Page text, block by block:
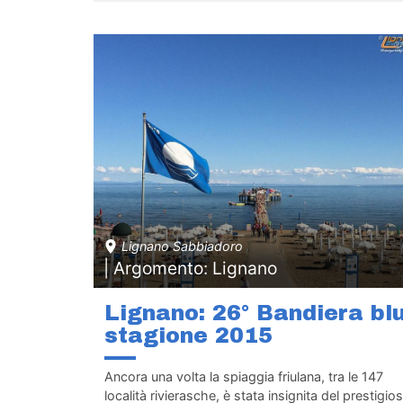
Lignano Sabbiadoro
| Argomento: Lignano
Lignano: 26° Bandiera
stagione 2015
Ancora una volta la spiaggia friulana, tra le 147
località rivierasche, è stata insignita del